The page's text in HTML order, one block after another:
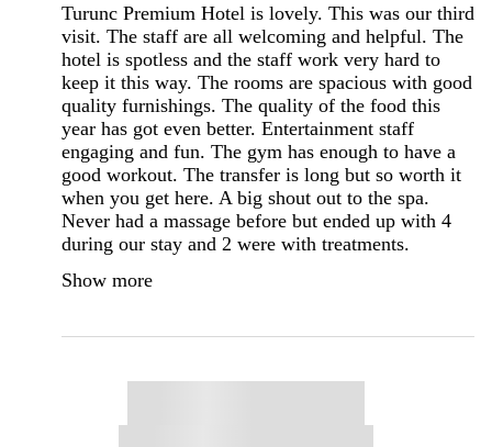
Turunc Premium Hotel is lovely. This was our third
visit. The staff are all welcoming and helpful. The
hotel is spotless and the staff work very hard to
keep it this way. The rooms are spacious with good
quality furnishings. The quality of the food this
year has got even better. Entertainment staff
engaging and fun. The gym has enough to have a
good workout. The transfer is long but so worth it
when you get here. A big shout out to the spa.
Never had a massage before but ended up with 4
during our stay and 2 were with treatments.
Show more